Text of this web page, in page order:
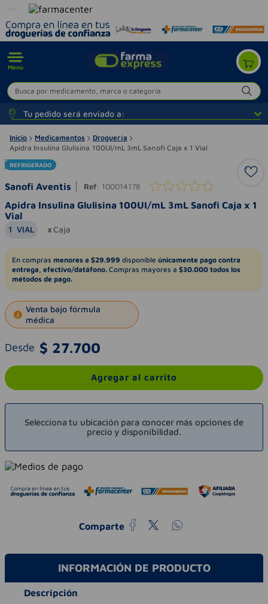
Menú
Busca por medicamento, marca o categoría
Tu pedido será enviado a:
Inicio Medicamentos
Droguería
Apidra Insulina Glulisina 100UI/mL 3mL Sanofi Caja x 1 Vial
REFRIGERADO
Sanofi Aventis Ref: 100014178
Apidra Insulina Glulisina 100UI/mL 3mL Sanofi Caja x 1
Vial
1 VIAL Caja
En compras menores a $29.999 disponible únicamente pago contra
entrega, efectivo/datáfono. Compras mayores a $30.000 todos los
métodos de pago.
Venta bajo fórmula
médica
Desde $ 27.700
Agregar al carrito
Selecciona tu ubicación para conocer más opciones de
precio y disponibilidad.
Comparte
INFORMACIÓN DE PRODUCTO
Descripción